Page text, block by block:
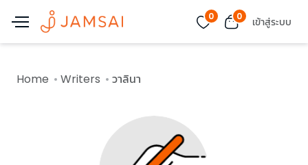
0 0 เข้าสู่ระบบ
Home Writers วาลินา